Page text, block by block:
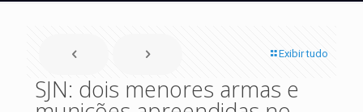
Exibir tudo
SJN: dois menores armas e